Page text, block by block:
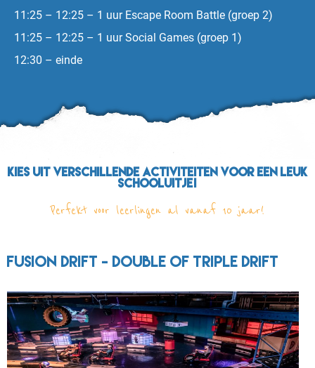
11:25 – 12:25 – 1 uur Escape Room Battle (groep 2)
11:25 – 12:25 – 1 uur Social Games (groep 1)
12:30 – einde
Kies uit verschillende activiteiten voor een leuk
schooluitje!
Perfekt voor leerlingen al vanaf 10 jaar!
Fusion Drift - Double of Triple drift